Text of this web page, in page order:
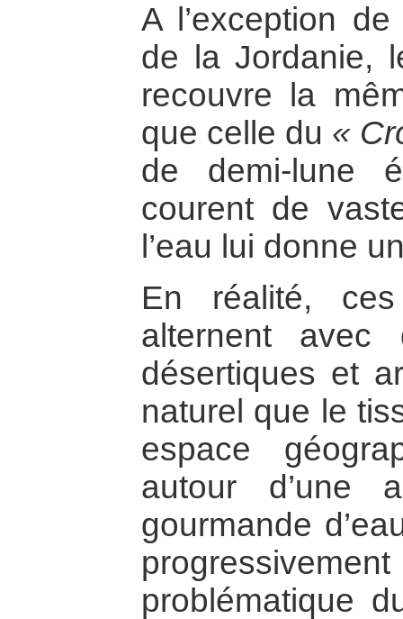
A l’exception
de la Jordanie,
recouvre la
que celle du «
de demi-lune
courent de
l’eau lui donne
En réalité,
alternent avec
désertiques et
naturel que le
espace
autour d’une
gourmande
problématique